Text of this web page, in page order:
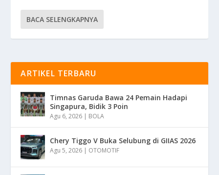
BACA SELENGKAPNYA
ARTIKEL TERBARU
Timnas Garuda Bawa 24 Pemain Hadapi
Singapura, Bidik 3 Poin
Agu 6, 2026 | BOLA
Chery Tiggo V Buka Selubung di GIIAS 2026
Agu 5, 2026 | OTOMOTIF